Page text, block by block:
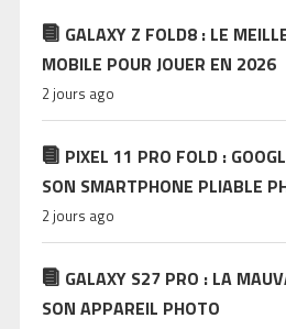
GALAXY Z FOLD8 : LE
MOBILE POUR JOUER EN 2026
2 jours ago
PIXEL 11 PRO FOLD :
SON SMARTPHONE PLIABLE
2 jours ago
GALAXY S27 PRO : LA
SON APPAREIL PHOTO